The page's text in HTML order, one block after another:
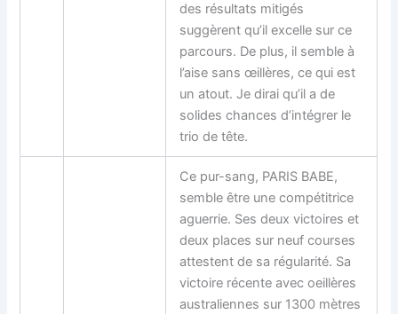
des résultats mitigés
suggèrent qu’il excelle sur ce
parcours. De plus, il semble à
l’aise sans œillères, ce qui est
un atout. Je dirai qu’il a de
solides chances d’intégrer le
trio de tête.
Ce pur-sang, PARIS BABE,
semble être une compétitrice
aguerrie. Ses deux victoires et
deux places sur neuf courses
attestent de sa régularité. Sa
victoire récente avec oeillères
australiennes sur 1300 mètres